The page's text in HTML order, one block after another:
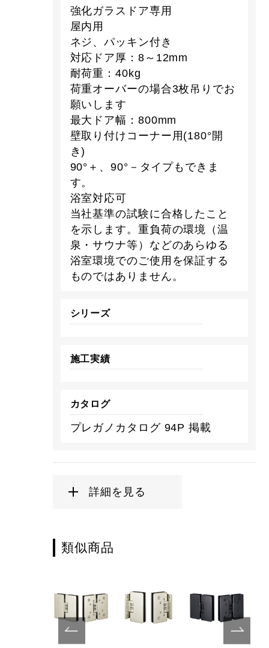
強化ガラスドア専用
屋内用
ネジ、パッキン付き
対応ドア厚：8～12mm
耐荷重：40kg
荷重オーバーの場合3枚吊りでお
願いします
最大ドア幅：800mm
壁取り付けコーナー用(180°開
き)
90°＋、90°－タイプもできま
す。
浴室対応可
当社基準の試験に合格したこと
を示します。重負荷の環境（温
泉・サウナ等）などのあらゆる
浴室環境でのご使用を保証する
ものではありません。
シリーズ
施工実績
カタログ
プレガノカタログ 94P 掲載
詳細を見る
類似商品